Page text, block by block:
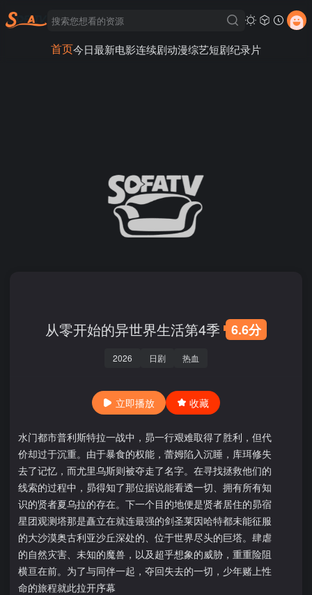
首页今日最新电影连续剧动漫综艺短剧纪录片
从零开始的异世界生活第4季 6.6分
2026 日剧 热血
立即播放 收藏
水门都市普利斯特拉一战中，昴一行艰难取得了胜利，但代
价却过于沉重。由于暴食的权能，蕾姆陷入沉睡，库珥修失
去了记忆，而尤里乌斯则被夺走了名字。在寻找拯救他们的
线索的过程中，昴得知了那位据说能看透一切、拥有所有知
识的贤者夏乌拉的存在。下一个目的地便是贤者居住的昴宿
星团观测塔那是矗立在就连最强的剑圣莱因哈特都未能征服
的大沙漠奥古利亚沙丘深处的、位于世界尽头的巨塔。肆虐
的自然灾害、未知的魔兽，以及超乎想象的威胁，重重险阻
横亘在前。为了与同伴一起，夺回失去的一切，少年赌上性
命的旅程就此拉开序幕